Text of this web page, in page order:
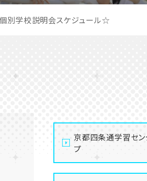
個別学校説明会スケジュール☆
京都四条通学習セン
プ